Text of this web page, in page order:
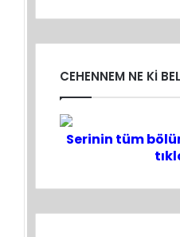
CEHENNEM NE Kİ
Serinin tüm